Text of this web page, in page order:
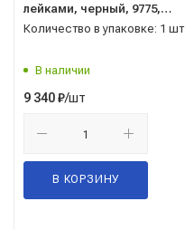
лейками, черный, 9775,
FABIA, Санакс
Количество в упаковке: 1 шт
В наличии
9 340₽/шт
В КОРЗИНУ